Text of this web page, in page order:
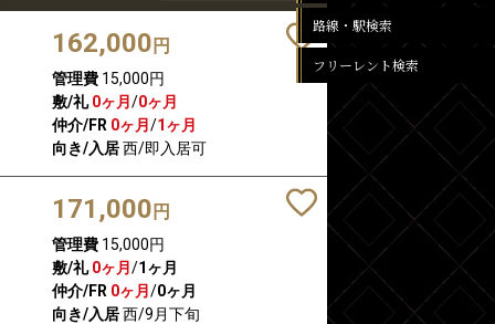
162,000 円
管理費15,000円
敷/礼 0ヶ月 /0ヶ月
仲介/FR 0ヶ月 /1ヶ月
向き/入居西/即入居可
171,000 円
管理費15,000円
敷/礼 0ヶ月 /1ヶ月
仲介/FR 0ヶ月 /0ヶ月
向き/入居西/9月下旬
路線・駅検索
フリーレント検索